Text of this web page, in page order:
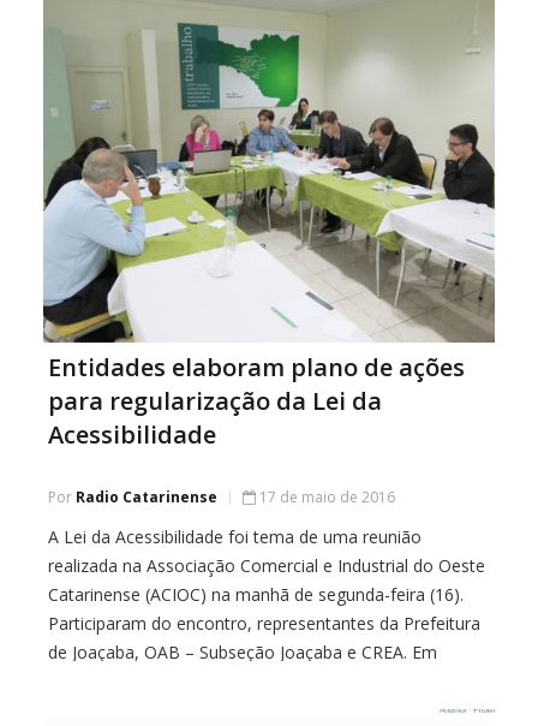
Entidades elaboram plano de ações
para regularização da Lei da
Acessibilidade
Por Radio Catarinense 17 de maio de 2016
A Lei da Acessibilidade foi tema de uma reunião
realizada na Associação Comercial e Industrial do Oeste
Catarinense (ACIOC) na manhã de segunda-feira (16).
Participaram do encontro, representantes da Prefeitura
de Joaçaba, OAB – Subseção Joaçaba e CREA. Em
estabelecimentos à Lei Federal está atrelado a liberação